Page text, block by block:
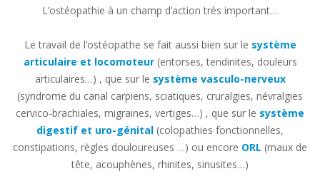
L’ostéopathie à un champ d’action très important…
Le travail de l’ostéopathe se fait aussi bien sur le système
articulaire et locomoteur(entorses, tendinites, douleurs
articulaires…) , que sur le système vasculo-nerveux
(syndrome du canal carpiens, sciatiques, cruralgies, névralgies
cervico-brachiales, migraines, vertiges…) , que sur le système
digestif et uro-génital (colopathies fonctionnelles,
constipations, règles douloureuses …) ou encore ORL (maux de
tête, acouphènes, rhinites, sinusites…)